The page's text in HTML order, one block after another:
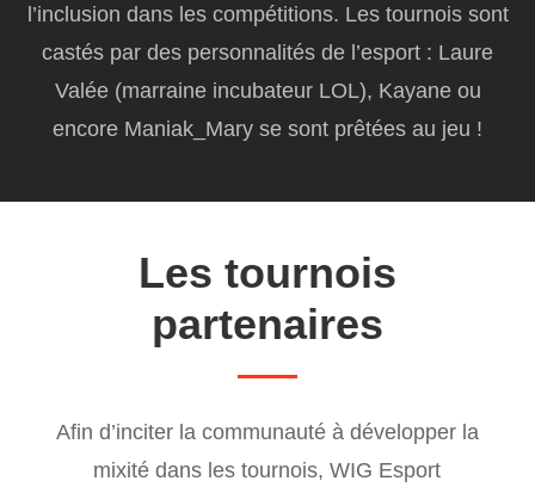
l’inclusion dans les compétitions. Les tournois sont
castés par des personnalités de l’esport : Laure
Valée (marraine incubateur LOL), Kayane ou
encore Maniak_Mary se sont prêtées au jeu !
Les tournois
partenaires
Afin d’inciter la communauté à développer la
mixité dans les tournois, WIG Esport